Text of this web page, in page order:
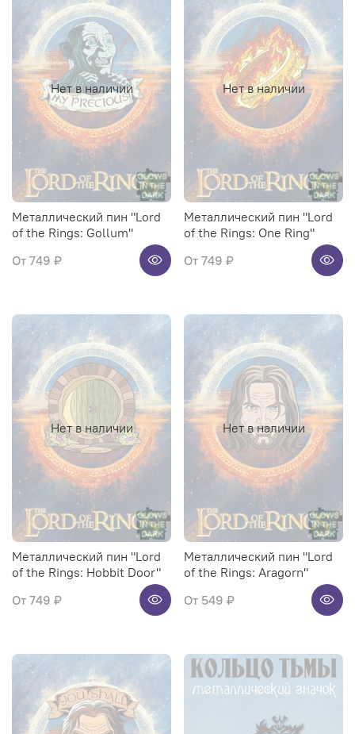
Нет в наличии
Металлический пин "Lord
of the Rings: Gollum"
От 749 ₽
Нет в наличии
Металлический пин "Lord
of the Rings: One Ring"
От 749 ₽
Нет в наличии
Металлический пин "Lord
of the Rings: Hobbit Door"
От 749 ₽
Нет в наличии
Металлический пин "Lord
of the Rings: Aragorn"
От 549 ₽